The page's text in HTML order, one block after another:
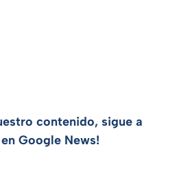
contenido, sigue a
Google News!